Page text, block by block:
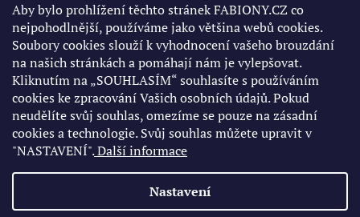
Aby bylo prohlížení těchto stránek FABIONY.CZ co
nejpohodlnější, používáme jako většina webů cookies.
Soubory cookies slouží k vyhodnocení vašeho brouzdání
na našich stránkách a pomáhají nám je vylepšovat.
Kliknutím na „SOUHLASÍM“ souhlasíte s používáním
cookies ke zpracování Vašich osobních údajů. Pokud
neudělíte svůj souhlas, omezíme se pouze na zásadní
cookies a technologie. Svůj souhlas můžete upravit v
"NASTAVENÍ".Další informace
Nastavení
Pinterest
Facebook
Vytvořil Shoptet